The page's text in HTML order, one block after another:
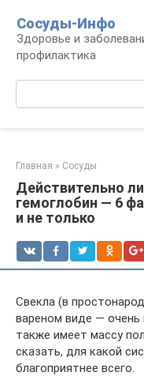
контенту
Сосуды-Инфо
Здоровье и
профилактика
Главная » Сосуды
Действительно
гемоглобин — 6
и не только
Свекла (в
вареном виде — очень
также имеет массу
сказать, для какой
благоприятнее всего.